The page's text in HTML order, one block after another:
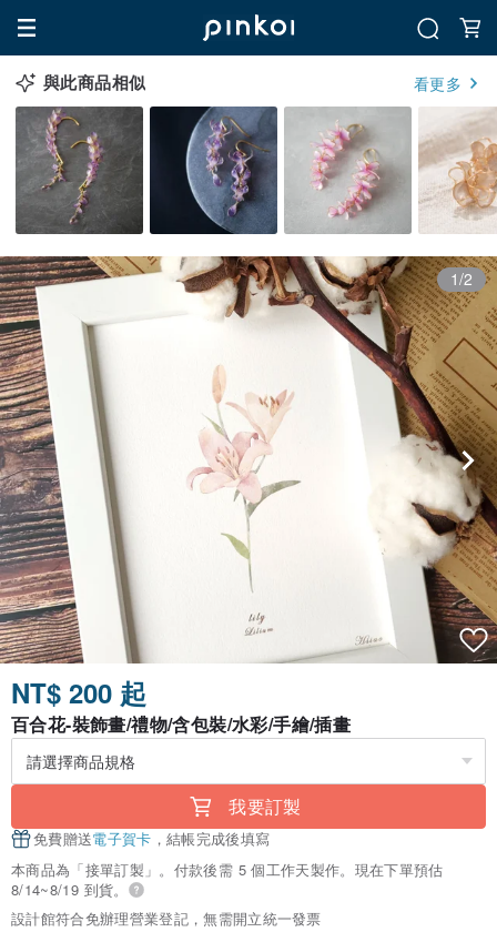
與此商品相似 看更多
1/2
NT$ 200 起
百合花-裝飾畫/禮物/含包裝/水彩/手繪/插畫
我要訂製
免費贈送電子賀卡 ，結帳完成後填寫
本商品為「接單訂製」。付款後需 5 個工作天製作。現在下單預估
8/14~8/19 到貨。
設計館符合免辦理營業登記，無需開立統一發票